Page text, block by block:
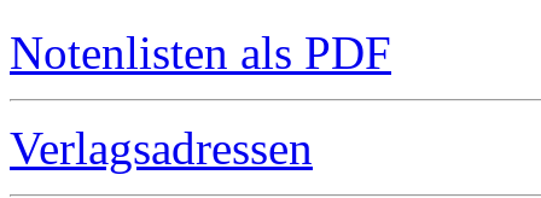
Notenlisten als PDF
Verlagsadressen